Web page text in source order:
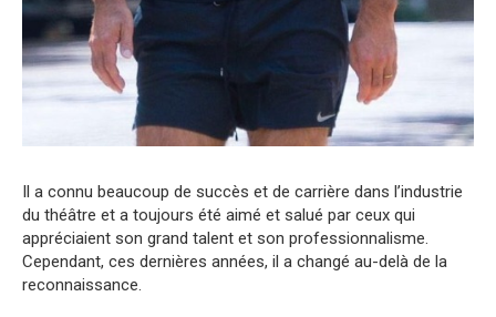
Il a connu beaucoup de succès et de carrière dans l’industrie
du théâtre et a toujours été aimé et salué par ceux qui
appréciaient son grand talent et son professionnalisme.
Cependant, ces dernières années, il a changé au-delà de la
reconnaissance.